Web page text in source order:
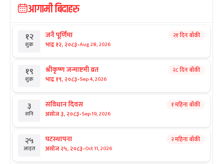
आगामी बिदाहरु
१२
शुक्र
जनै पूर्णिमा
भाद्र १२, २०८३-Aug 28, 2026
२१ दिन बाँकी
१९
शुक्र
श्रीकृष्ण जन्माष्टमी व्रत
भाद्र १९, २०८३-Sep 4, 2026
२८ दिन बाँकी
३
शनि
संविधान दिवस
असोज ३, २०८३-Sep 19, 2026
१ महिना बाँकी
२५
आइत
घटस्थापना
असोज २५, २०८३-Oct 11, 2026
२ महिना बाँकी